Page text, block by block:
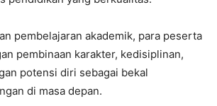
pembelajaran akademik, para peserta
pembinaan karakter, kedisiplinan,
potensi diri sebagai bekal
di masa depan.